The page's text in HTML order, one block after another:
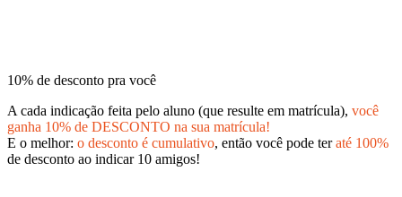
10% de desconto pra você
A cada indicação feita pelo aluno (que resulte em matrícula), você
ganha 10% de DESCONTO na sua matrícula!
E o melhor: o desconto é cumulativo, então você pode teraté 100%
de desconto ao indicar 10 amigos!